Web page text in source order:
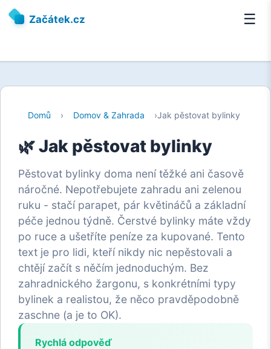
Začátek.cz ☰
Domů › Domov & Zahrada ›Jak pěstovat bylinky
🌿 Jak pěstovat bylinky
Pěstovat bylinky doma není těžké ani časově
náročné. Nepotřebujete zahradu ani zelenou
ruku - stačí parapet, pár květináčů a základní
péče jednou týdně. Čerstvé bylinky máte vždy
po ruce a ušetříte peníze za kupované. Tento
text je pro lidi, kteří nikdy nic nepěstovali a
chtějí začít s něčím jednoduchým. Bez
zahradnického žargonu, s konkrétními typy
bylinek a realistou, že něco pravděpodobně
zaschne (a je to OK).
Rychlá odpověď